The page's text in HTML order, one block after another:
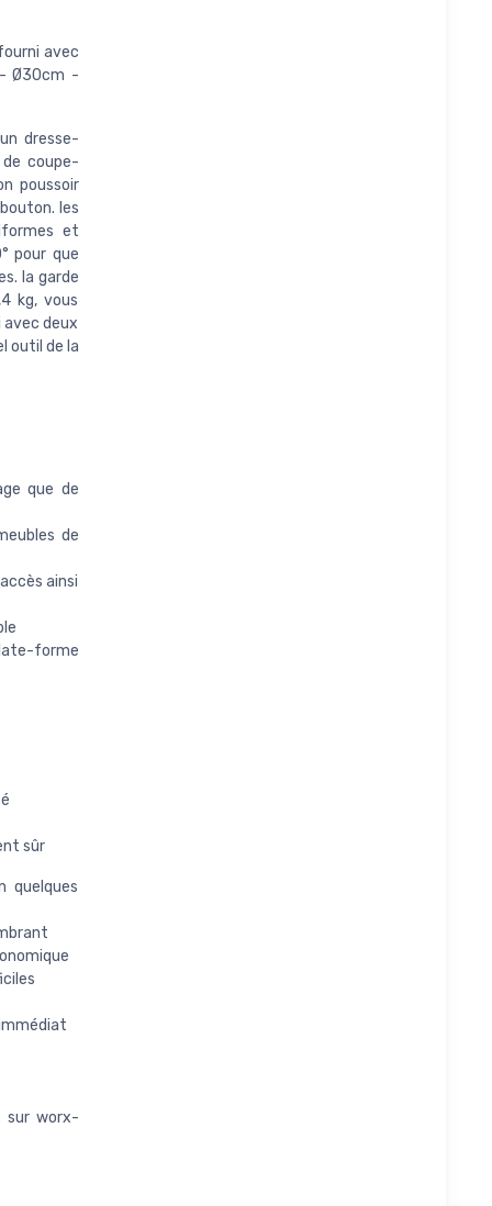
avec
Ø30cm -
dresse-
coupe-
poussoir
les
et
pour que
la garde
kg, vous
deux
outil de la
que de
de
ainsi
forme
sûr
quelques
sur worx-